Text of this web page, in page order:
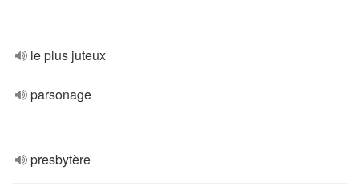
le plus juteux
parsonage
presbytère